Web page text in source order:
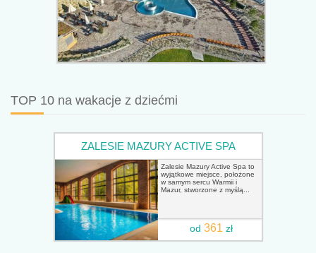
TOP 10 na wakacje z dziećmi
ZALESIE MAZURY ACTIVE SPA
Zalesie Mazury Active Spa to
wyjątkowe miejsce, położone
w samym sercu Warmii i
Mazur, stworzone z myślą...
od361 zł